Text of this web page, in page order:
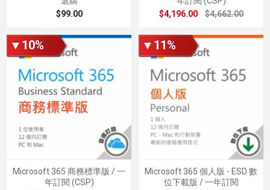
$99.00
$4,196.00
$4,662.00
▼10%
Microsoft 365 商務標準版 / 一
年訂閱 (CSP)
▼11%
Microsoft 365 個人版 - ESD 數
位下載版 / 一年訂閱